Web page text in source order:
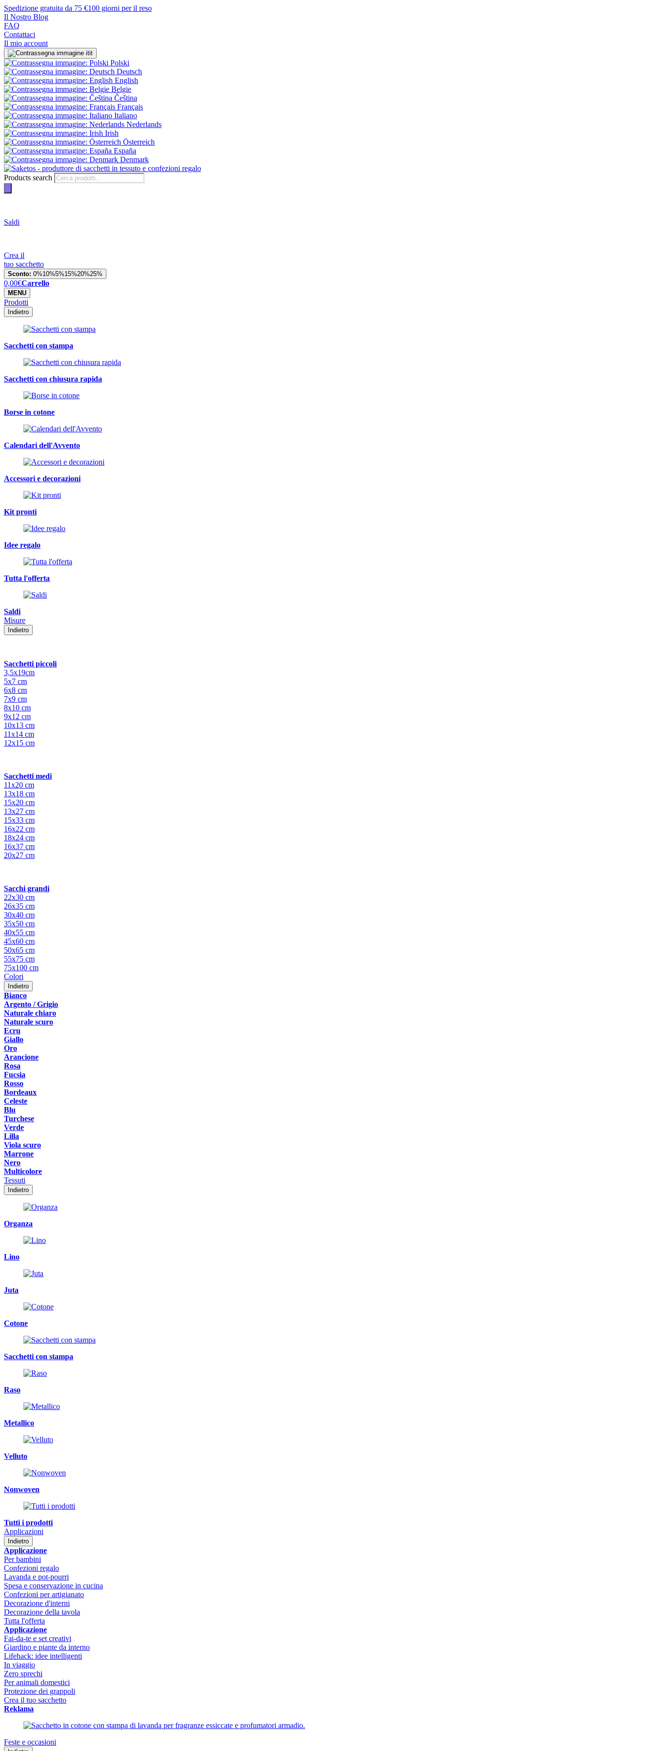
Spedizione gratuita da 75 €100 giorni per il reso
Il Nostro Blog
FAQ
Contattaci
Il mio account
it
Polski
Deutsch
English
Belgie
Čeština
Français
Italiano
Nederlands
Irish
Österreich
España
Denmark
Products search
Saldi
Crea il
tuo sacchetto
Sconto: 0%10%5%15%20%25%
0,00€Carrello
MENU
Prodotti
Indietro
Sacchetti con stampa
Sacchetti con chiusura rapida
Borse in cotone
Calendari dell'Avvento
Accessori e decorazioni
Kit pronti
Idee regalo
Tutta l'offerta
Saldi
Misure
Indietro
Sacchetti piccoli
3,5x19cm
5x7 cm
6x8 cm
7x9 cm
8x10 cm
9x12 cm
10x13 cm
11x14 cm
12x15 cm
Sacchetti medi
11x20 cm
13x18 cm
15x20 cm
13x27 cm
15x33 cm
16x22 cm
18x24 cm
16x37 cm
20x27 cm
Sacchi grandi
22x30 cm
26x35 cm
30x40 cm
35x50 cm
40x55 cm
45x60 cm
50x65 cm
55x75 cm
75x100 cm
Colori
Indietro
Bianco
Argento / Grigio
Naturale chiaro
Naturale scuro
Ecru
Giallo
Oro
Arancione
Rosa
Fucsia
Rosso
Bordeaux
Celeste
Blu
Turchese
Verde
Lilla
Viola scuro
Marrone
Nero
Multicolore
Tessuti
Indietro
Organza
Lino
Juta
Cotone
Sacchetti con stampa
Raso
Metallico
Velluto
Nonwoven
Tutti i prodotti
Applicazioni
Indietro
Applicazione
Per bambini
Confezioni regalo
Lavanda e pot-pourri
Spesa e conservazione in cucina
Confezioni per artigianato
Decorazione d'interni
Decorazione della tavola
Tutta l'offerta
Applicazione
Fai-da-te e set creativi
Giardino e piante da interno
Lifehack: idee intelligenti
In viaggio
Zero sprechi
Per animali domestici
Protezione dei grappoli
Crea il tuo sacchetto
Reklama
Feste e occasioni